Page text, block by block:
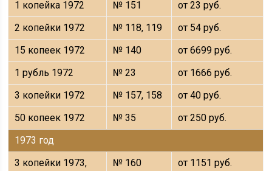
1 копейка 1972
№ 151
от 23 руб.
2 копейки 1972
№ 118, 119
от 54 руб.
15 копеек 1972
№ 140
от 6699 руб.
1 рубль 1972
№ 23
от 1666 руб.
3 копейки 1972
№ 157, 158
от 40 руб.
50 копеек 1972
№ 35
от 250 руб.
1973 год
3 копейки 1973,
№ 160 от 1151 руб.